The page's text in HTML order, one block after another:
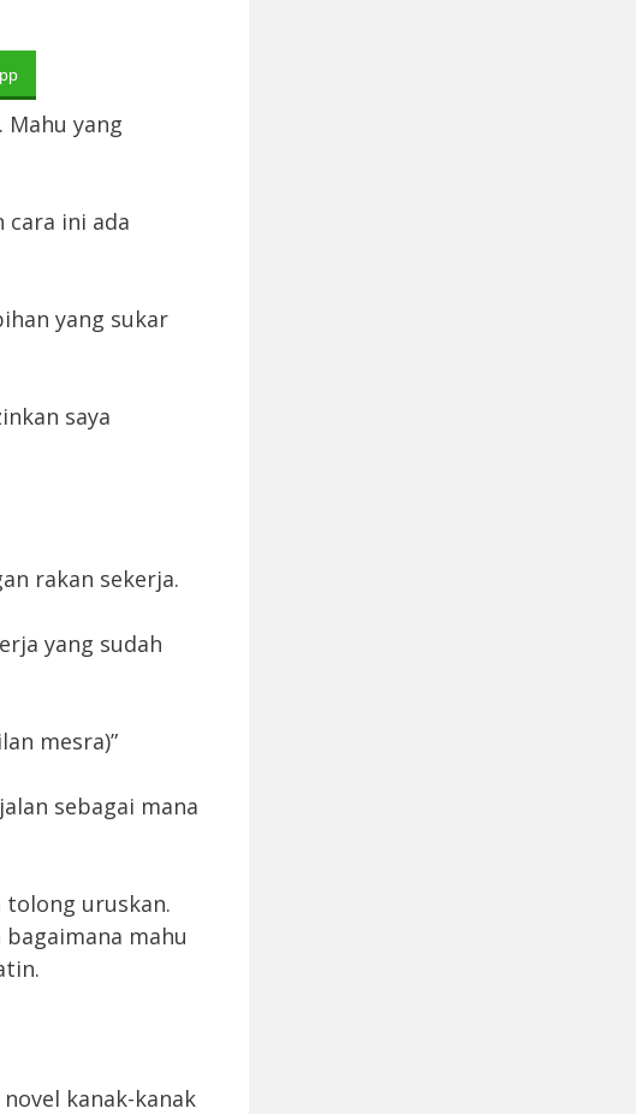
yang
cara ini ada
yang sukar
saya
rakan sekerja.
yang sudah
mesra)”
sebagai mana
tolong uruskan.
mahu
kanak-kanak